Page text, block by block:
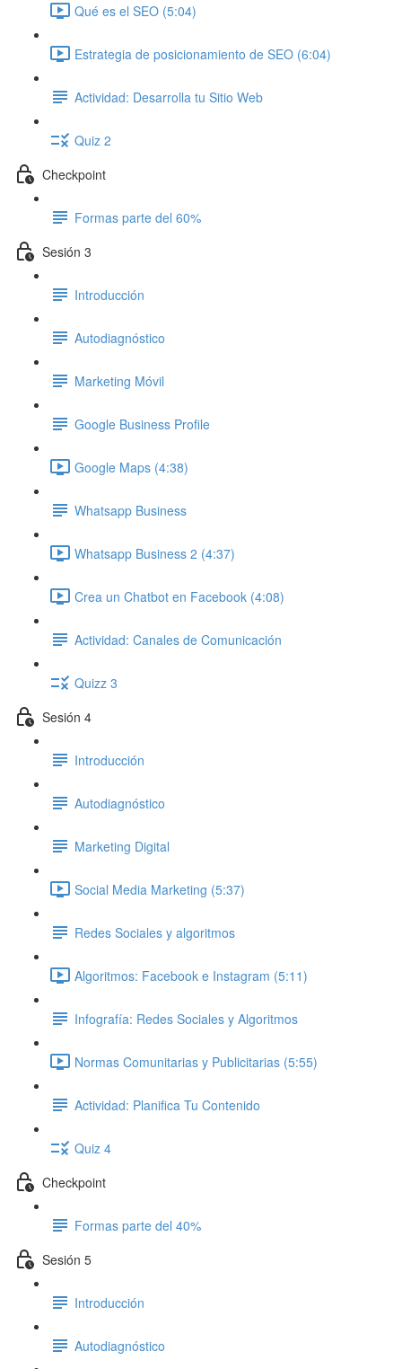
Qué es el SEO (5:04)
Estrategia de posicionamiento de SEO (6:04)
Actividad: Desarrolla tu Sitio Web
Quiz 2
Checkpoint
Formas parte del 60%
Sesión 3
Introducción
Autodiagnóstico
Marketing Móvil
Google Business Profile
Google Maps (4:38)
Whatsapp Business
Whatsapp Business 2 (4:37)
Crea un Chatbot en Facebook (4:08)
Actividad: Canales de Comunicación
Quizz 3
Sesión 4
Introducción
Autodiagnóstico
Marketing Digital
Social Media Marketing (5:37)
Redes Sociales y algoritmos
Algoritmos: Facebook e Instagram (5:11)
Infografía: Redes Sociales y Algoritmos
Normas Comunitarias y Publicitarias (5:55)
Actividad: Planifica Tu Contenido
Quiz 4
Checkpoint
Formas parte del 40%
Sesión 5
Introducción
Autodiagnóstico